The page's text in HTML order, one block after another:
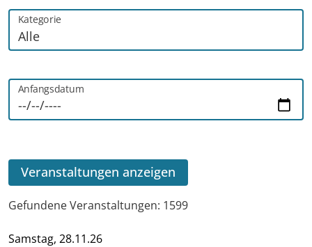
Kategorie
Anfangsdatum
Veranstaltungen anzeigen
Gefundene Veranstaltungen: 1599
Samstag, 28.11.26